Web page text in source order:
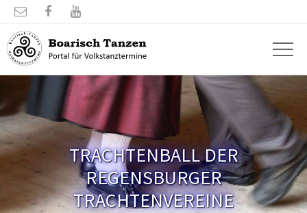
  
TRACHTENBALL DER
REGENSBURGER
TRACHTENVEREINE